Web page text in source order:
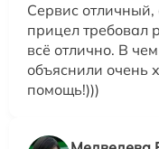
Сервис
прицел требовал
всё отлично. В
объяснили очень
помощь!)))